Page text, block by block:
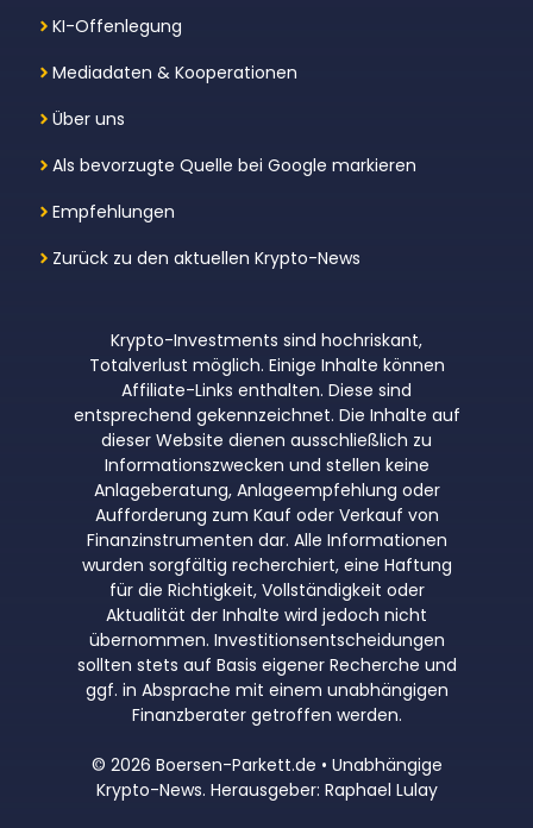
KI-Offenlegung
Mediadaten & Kooperationen
Über uns
Als bevorzugte Quelle bei Google markieren
Empfehlungen
Zurück zu den aktuellen Krypto-News
Krypto-Investments sind hochriskant,
Totalverlust möglich. Einige Inhalte können
Affiliate-Links enthalten. Diese sind
entsprechend gekennzeichnet. Die Inhalte auf
dieser Website dienen ausschließlich zu
Informationszwecken und stellen keine
Anlageberatung, Anlageempfehlung oder
Aufforderung zum Kauf oder Verkauf von
Finanzinstrumenten dar. Alle Informationen
wurden sorgfältig recherchiert, eine Haftung
für die Richtigkeit, Vollständigkeit oder
Aktualität der Inhalte wird jedoch nicht
übernommen. Investitionsentscheidungen
sollten stets auf Basis eigener Recherche und
ggf. in Absprache mit einem unabhängigen
Finanzberater getroffen werden.
© 2026 Boersen-Parkett.de • Unabhängige
Krypto-News. Herausgeber: Raphael Lulay